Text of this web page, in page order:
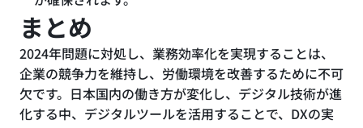
まとめ
2024年問題に対処し、業務効率化を実現することは、
企業の競争力を維持し、労働環境を改善するために不可
欠です。日本国内の働き方が変化し、デジタル技術が進
化する中、デジタルツールを活用することで、DXの実